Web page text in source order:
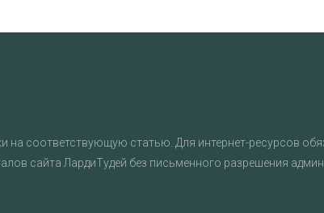
соответствующую статью. Для интернет-ресурсов
сайта ЛардиТудей без письменного разрешения